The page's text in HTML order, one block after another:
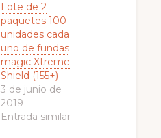
Lote de 2
paquetes 100
unidades cada
uno de fundas
magic Xtreme
Shield (155+)
3 de junio de
2019
Entrada similar